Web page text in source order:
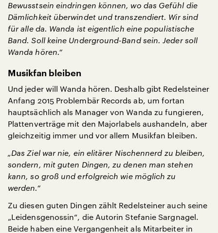
Bewusstsein eindringen können, wo das Gefühl die
Dämlichkeit überwindet und transzendiert. Wir sind
für alle da. Wanda ist eigentlich eine populistische
Band. Soll keine Underground-Band sein. Jeder soll
Wanda hören.“
Musikfan bleiben
Und jeder will Wanda hören. Deshalb gibt Redelsteiner
Anfang 2015 Problembär Records ab, um fortan
hauptsächlich als Manager von Wanda zu fungieren,
Plattenverträge mit den Majorlabels aushandeln, aber
gleichzeitig immer und vor allem Musikfan bleiben.
„Das Ziel war nie, ein elitärer Nischennerd zu bleiben,
sondern, mit guten Dingen, zu denen man stehen
kann, so groß und erfolgreich wie möglich zu
werden.“
Zu diesen guten Dingen zählt Redelsteiner auch seine
„Leidensgenossin“, die Autorin Stefanie Sargnagel.
Beide haben eine Vergangenheit als Mitarbeiter in